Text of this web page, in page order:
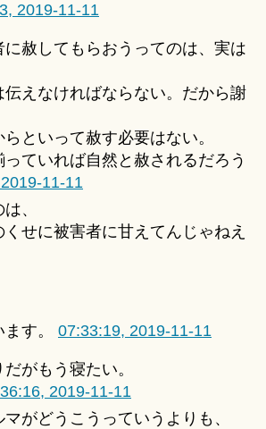
2019-11-11
に赦してもらおうってのは、実は
伝えなければならない。だから謝
といって赦す必要はない。
ていれば自然と赦されるだろう
11-11
、
せに被害者に甘えてんじゃねえ
す。 07:33:19, 2019-11-11
がもう寝たい。
2019-11-11
がどうこうっていうよりも、